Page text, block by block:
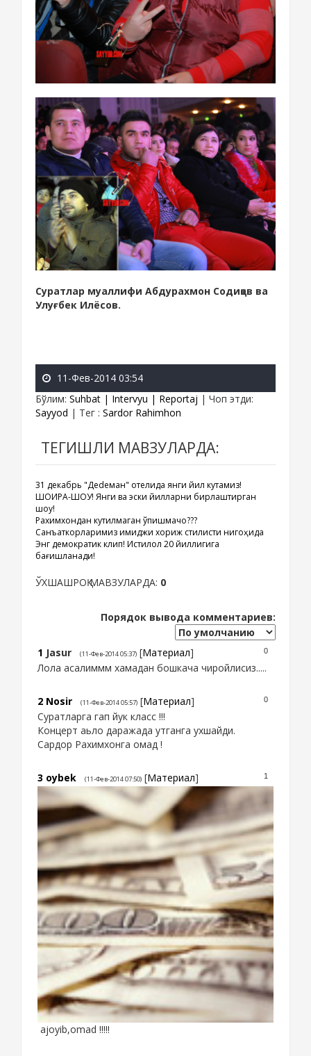
Суратлар муаллифи Абдурахмон Содиқов ва
Улуғбек Илёсов.
11-Фев-2014 03:54
Бўлим: Suhbat | Intervyu | Reportaj | Чоп этди:
Sayyod | Тег : Sardor Rahimhon
ТЕГИШЛИ МАВЗУЛАРДА:
31 декабрь "Деdеман" отелида янги йил кутамиз!
ШОИРА-ШОУ! Янги ва эски йилларни бирлаштирган
шоу!
Рахимхондан кутилмаган ўпишмачоқ???
Санъаткорларимиз имиджи хориж стилисти нигоҳида
Энг демократик клип! Истиқлол 20 йиллигига
бағишланади!
ЎХШАШРОҚ МАВЗУЛАРДА: 0
Порядок вывода комментариев:
0
1 Jasur (11-Фев-2014 05:37) [Материал]
Лола асалиммм хамадан бошкача чиройлисиз.....
0
2 Nosir (11-Фев-2014 05:57) [Материал]
Суратларга гап йук класс !!!
Концерт аьло даражада утганга ухшайди.
Сардор Рахимхонга омад !
1
3 oybek (11-Фев-2014 07:50) [Материал]
ajoyib,omad !!!!!